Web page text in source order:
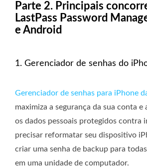
Parte 2. Principais
LastPass Password
e Android
1. Gerenciador de senhas do
Gerenciador de senhas para iPhone
maximiza a segurança da sua conta e
os dados pessoais protegidos contra
precisar reformatar seu dispositivo
criar uma senha de backup para
em uma unidade de computador.